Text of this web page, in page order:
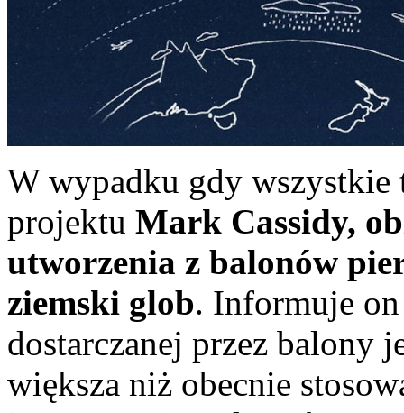
W wypadku gdy wszystkie
projektu Mark Cassidy,
utworzenia z balonów
ziemski glob. Informuje on
dostarczanej przez balony
większa niż obecnie